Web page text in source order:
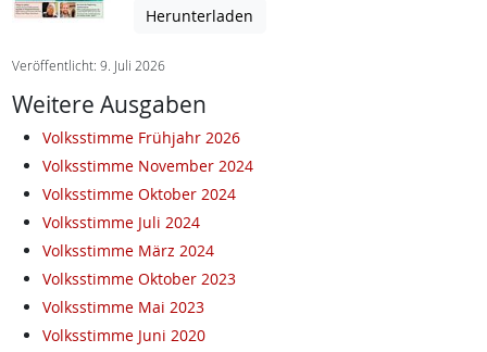
Herunterladen
Veröffentlicht: 9. Juli 2026
Weitere Ausgaben
Volksstimme Frühjahr 2026
Volksstimme November 2024
Volksstimme Oktober 2024
Volksstimme Juli 2024
Volksstimme März 2024
Volksstimme Oktober 2023
Volksstimme Mai 2023
Volksstimme Juni 2020